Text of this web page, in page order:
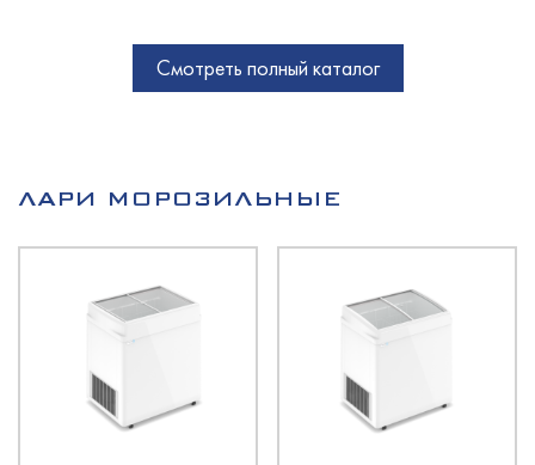
Смотреть полный каталог
ЛАРИ МОРОЗИЛЬНЫЕ